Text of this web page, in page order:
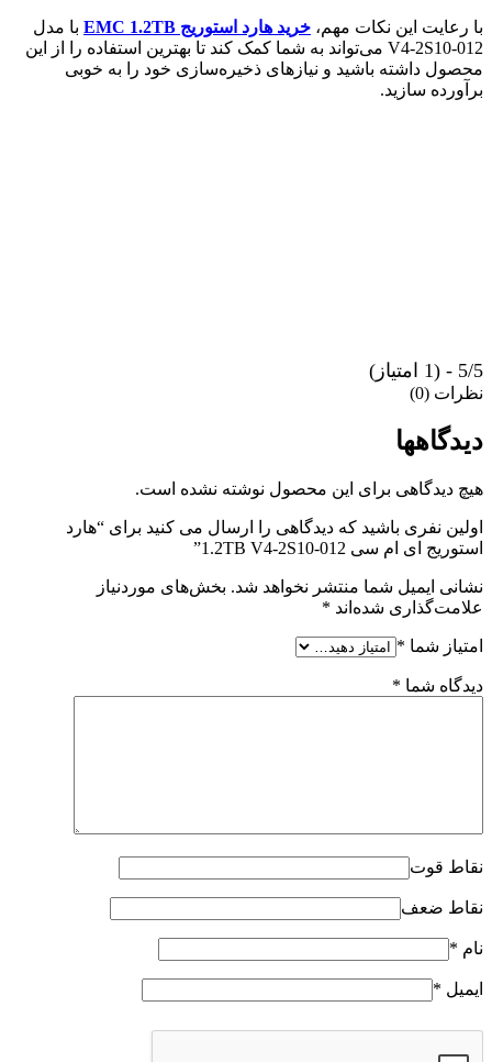
با رعایت این نکات مهم، خرید هارد استوریج EMC 1.2TB
با مدل
V4-2S10-012 می‌تواند به شما کمک کند تا بهترین استفاده را از این
محصول داشته باشید و نیازهای ذخیره‌سازی خود را به خوبی
برآورده سازید.
5/5 - (1 امتیاز)
نظرات (0)
دیدگاهها
هیچ دیدگاهی برای این محصول نوشته نشده است.
اولین نفری باشید که دیدگاهی را ارسال می کنید برای “هارد
استوریج ای ام سی 1.2TB V4-2S10-012”
نشانی ایمیل شما منتشر نخواهد شد. بخش‌های موردنیاز
علامت‌گذاری شده‌اند *
امتیاز شما *
دیدگاه شما *
نقاط قوت
نقاط ضعف
نام *
ایمیل *